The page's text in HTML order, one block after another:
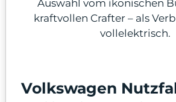
Auswahl vom ikonischen
kraftvollen Crafter – als
vollelektrisch.
Volkswagen